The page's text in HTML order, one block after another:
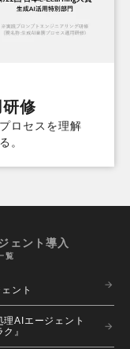
修
ロセスを理解
。
ェント導入
覧
ント
理AIエージェント
ク』